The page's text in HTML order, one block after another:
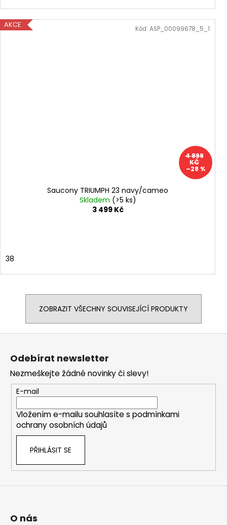
AKCE
4 899
KČ
–28 %
Saucony TRIUMPH 23 navy/cameo
Skladem (>5 ks)
3 499 Kč
38
Kód: ASP_00099678_5_1
ZOBRAZIT VŠECHNY SOUVISEJÍCÍ PRODUKTY
Odebírat newsletter
Nezmeškejte žádné novinky či slevy!
E-mail
Vložením e-mailu souhlasíte s podmínkami
ochrany osobních údajů
PŘIHLÁSIT SE
O nás